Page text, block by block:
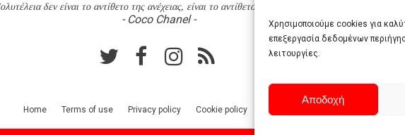
Χρησιμοποιούμε cookies για
επεξεργασία δεδομένων
λειτουργίες.
Αποδοχή
δεν είναι το αντίθετο της ανέχειας, είναι το αντίθετο της χυδαιότητας
- Coco Chanel -
Home Terms of use Privacy policy Cookie policy